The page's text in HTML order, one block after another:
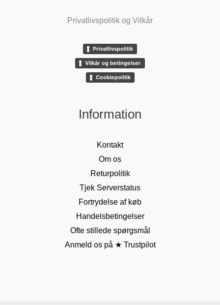
Privatlivspolitik og Vilkår
Privatlivspolitik
Vilkår og betingelser
Cookiepolitik
Information
Kontakt
Om os
Returpolitik
Tjek Serverstatus
Fortrydelse af køb
Handelsbetingelser
Ofte stillede spørgsmål
Anmeld os på ★ Trustpilot